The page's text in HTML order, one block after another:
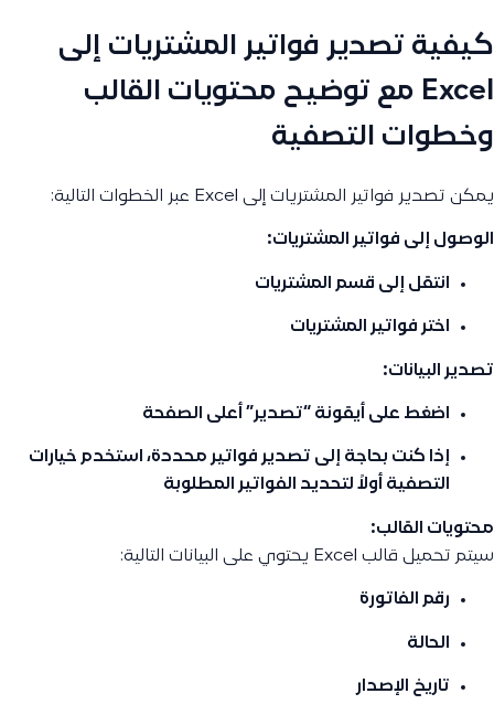
كيفية تصدير فواتير المشتريات إلى
Excel مع توضيح محتويات القالب
وخطوات التصفية
يمكن تصدير فواتير المشتريات إلى Excel عبر الخطوات التالية:
الوصول إلى فواتير المشتريات:
انتقل إلى قسم المشتريات
اختر فواتير المشتريات
تصدير البيانات:
اضغط على أيقونة “تصدير” أعلى الصفحة
إذا كنت بحاجة إلى تصدير فواتير محددة، استخدم خيارات
التصفية أولاً لتحديد الفواتير المطلوبة
محتويات القالب:
سيتم تحميل قالب Excel يحتوي على البيانات التالية:
رقم الفاتورة
الحالة
تاريخ الإصدار